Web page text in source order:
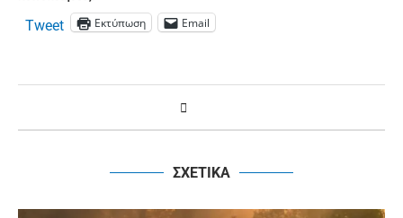
Tweet Εκτύπωση Email
ΣΧΕΤΙΚΑ